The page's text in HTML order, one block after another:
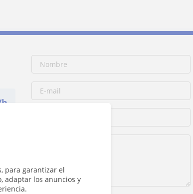
para garantizar el
adaptar los anuncios y